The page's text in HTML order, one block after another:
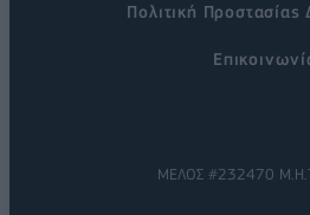
Πολιτική
ΜΕΛΟΣ #232470